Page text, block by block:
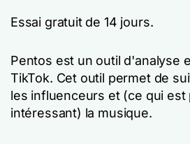
Essai gratuit de 14 jours.
Pentos est un outil d'analyse
TikTok. Cet outil permet de
les influenceurs et (ce qui est
intéressant) la musique.